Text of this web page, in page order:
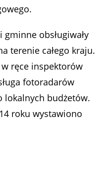
obsługiwały
terenie całego kraju.
ręce inspektorów
fotoradarów
lokalnych budżetów.
roku wystawiono